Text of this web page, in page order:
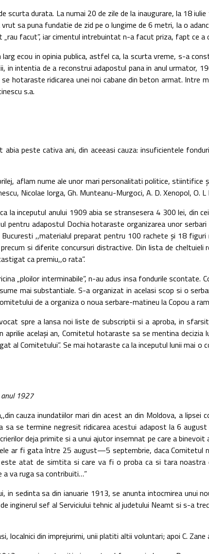
durata. La numai 20 de zile de la inaugurare, la 18
sa puna fundatie de zid pe o lungime de 6 metri, la o
facut”, iar cimentul intrebuintat n-a facut priza, fapt ce a
in opinia publica, astfel ca, la scurta vreme, s-a
in intentia de a reconstrui adapostul pana in anul urmator,
hotaraste ridicarea unei noi cabane din beton armat. Intre
s.a.
cativa ani, din aceeasi cauza: insuficientele fonduri
nume ale unor mari personalitati politice, stiintifice şi
Nicolae Iorga, Gh. Munteanu-Murgoci, A. D. Xenopol, O.
anului 1909 abia se stransesera 4 300 lei, din cei
adapostul Dochia hotaraste organizarea unor
,,materialul preparat pentru 100 rachete şi 18
si diferite concursuri distractive. Din lista de
ca premiu,,o rata”.
interminabile”, n-au adus insa fondurile scontate.
mai substantiale. S-a organizat in acelasi scop si o
de a organiza o noua serbare-matineu la Copou a
a lansa noi liste de subscriptii si a aproba, in sfarsit,
acelaşi an, Comitetul hotaraste sa se mentina
al Comitetului”. Se mai hotaraste ca la inceputul lunii mai o
anul 1927
inundatiilor mari din acest an din Moldova, a lipsei
sa se termine negresit ridicarea acestui adapost la 6
deja primite si a unui ajutor insemnat pe care a
ar fi gata între 25 august—5 septembrie, daca
atat de simtita si care va fi o proba ca si tara
a va ruga sa contribuiti…”
sa din ianuarie 1913, se anunta intocmirea unui nou
inginerul sef al Serviciului tehnic al judetului Neamt si s-a
din imprejurimi, unii platiti altii voluntari; apoi C. Zane